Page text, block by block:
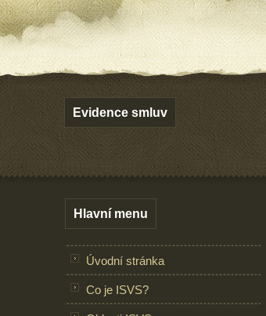
Evidence smluv
Hlavní menu
Úvodní stránka
Co je ISVS?